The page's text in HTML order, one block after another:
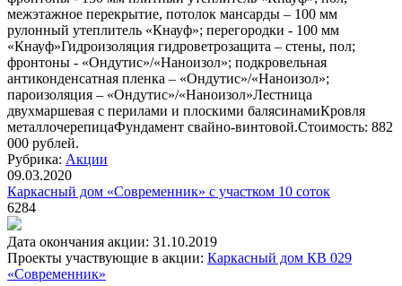
межэтажное перекрытие, потолок мансарды – 100 мм
рулонный утеплитель «Кнауф»; перегородки - 100 мм
«Кнауф»Гидроизоляция гидроветрозащита – стены, пол;
фронтоны - «Ондутис»/«Наноизол»; подкровельная
антиконденсатная пленка – «Ондутис»/«Наноизол»;
пароизоляция – «Ондутис»/«Наноизол»Лестница
двухмаршевая с перилами и плоскими балясинамиКровля
металлочерепицаФундамент свайно-винтовой.Стоимость: 882
000 рублей.
Рубрика: Акции
09.03.2020
Каркасный дом «Современник» с участком 10 соток
6284
Дата окончания акции: 31.10.2019
Проекты участвующие в акции: Каркасный дом КВ 029
«Современник»